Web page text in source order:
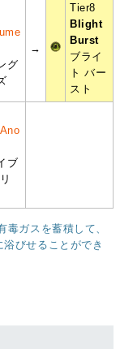
グ
→
Tier8
Blight
Burst
ブライ
ト バー
スト
ブ
ガスを蓄積して、
びせることができ